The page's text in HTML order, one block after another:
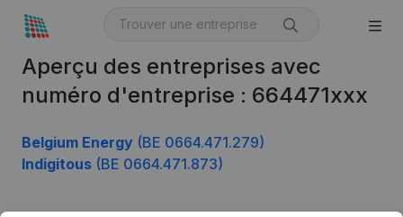
Aperçu des entreprises avec
numéro d'entreprise : 664471xxx
Belgium Energy (BE 0664.471.279)
Indigitous (BE 0664.471.873)